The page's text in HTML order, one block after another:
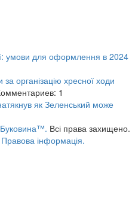
умови для оформлення в 2024
організацію хресної ходи
1
як Зеленський може
Всі права захищено.
Правова інформація.